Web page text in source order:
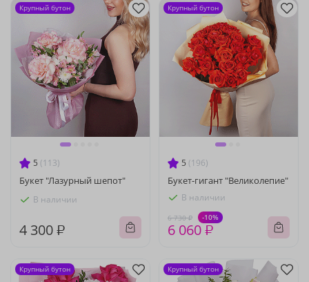
5 (113)
Букет "Лазурный шепот"
В наличии
4 300 ₽
Крупный бутон
5 (196)
Букет-гигант "Великолепие"
В наличии
6 730 ₽ -10%
6 060 ₽
Крупный бутон
Крупный бутон Крупный бутон